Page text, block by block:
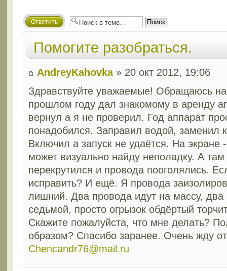
Ответить
Помогите разобраться.
AndreyKahovka» 20 окт 2012, 19:06
Здравствуйте уважаемые! Обращаюсь
прошлом году дал знакомому в аренду
вернул а я не проверил. Год аппарат
понадобился. Заправил водой, заменил
Включил а запуск не удаётся. На экране
может визуально найду неполадку. А
перекрутился и провода пооголялись.
исправить? И ещё. Я провода
лишний. Два провода идут на массу, два
седьмой, просто огрызок обдёртый
Скажите пожалуйста, что мне делать?
образом? Спасибо заранее. Очень жду
Chencandr76@mail.ru